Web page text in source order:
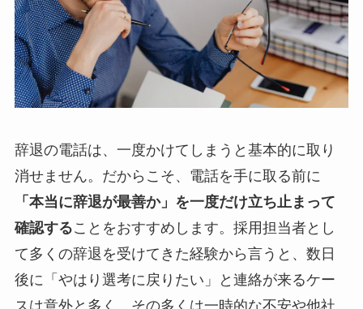
辞退の電話は、一度かけてしまうと基本的に取り
消せません。だからこそ、電話を手に取る前に
「本当に辞退が最善か」を一度だけ立ち止まって
確認することをおすすめします。採用担当者とし
て多くの辞退を受けてきた経験から言うと、数日
後に「やはり選考に戻りたい」と連絡が来るケー
スは意外と多く、その多くは一時的な不安や他社